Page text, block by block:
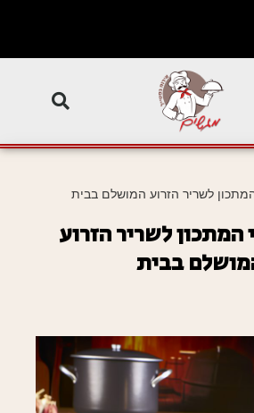
לשריר הזרוע המושלם בבית
המתכון לשריר הזרוע
בבית